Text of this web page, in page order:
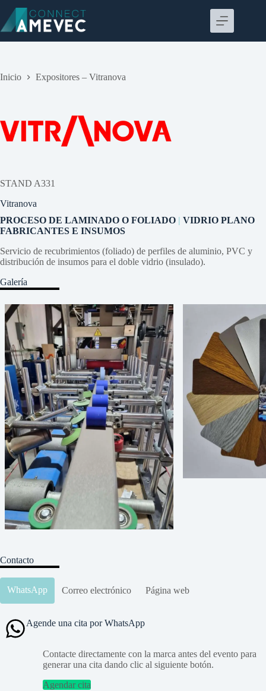
contenido
Inicio Expositores – Vitranova
STAND A331
Vitranova
PROCESO DE LAMINADO O FOLIADO
VIDRIO PLANO
FABRICANTES E INSUMOS
Servicio de recubrimientos (foliado) de perfiles de aluminio, PVC y
distribución de insumos para el doble vidrio (insulado).
Galería
Contacto
WhatsApp Correo electrónico Página web
Agende una cita por WhatsApp
Contacte directamente con la marca antes del evento para
generar una cita dando clic al siguiente botón.
Agendar cita